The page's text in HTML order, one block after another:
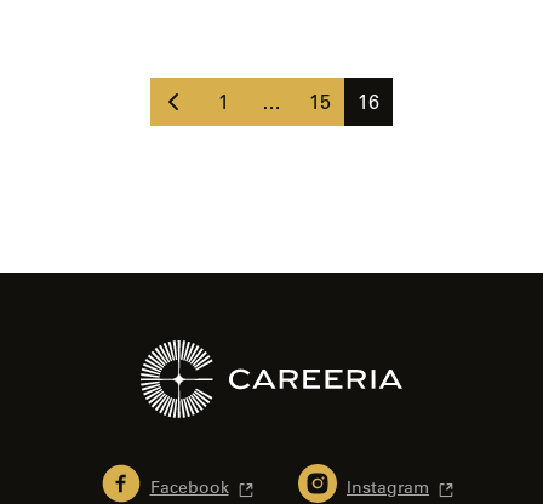
Edellinen
Sivu
1 … Sivu
15 Sivu
16
Facebook Instagram